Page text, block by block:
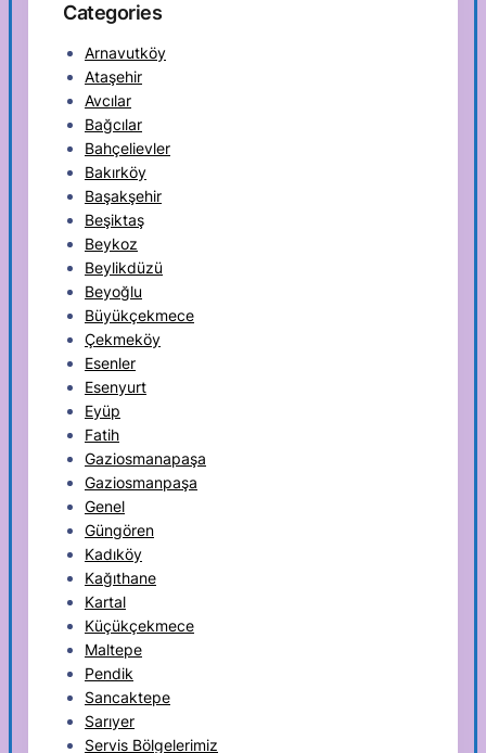
Categories
Arnavutköy
Ataşehir
Avcılar
Bağcılar
Bahçelievler
Bakırköy
Başakşehir
Beşiktaş
Beykoz
Beylikdüzü
Beyoğlu
Büyükçekmece
Çekmeköy
Esenler
Esenyurt
Eyüp
Fatih
Gaziosmanapaşa
Gaziosmanpaşa
Genel
Güngören
Kadıköy
Kağıthane
Kartal
Küçükçekmece
Maltepe
Pendik
Sancaktepe
Sarıyer
Servis Bölgelerimiz